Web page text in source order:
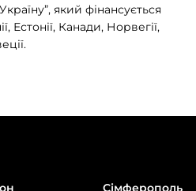
який фінансується
Естонії, Канади, Норвегії,
Сімферополь